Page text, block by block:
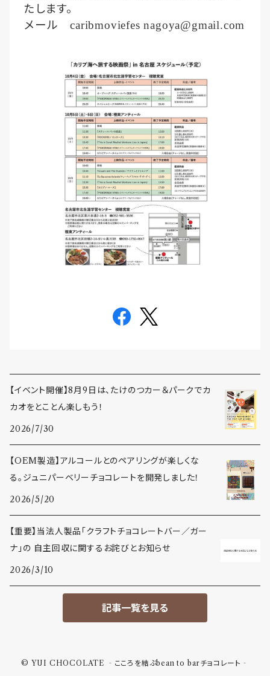
たします。
メールcaribmoviefesnagoya@gmail.com
【イベント開催】8月9日は、たけのつカー＆パークでカ
カオをとことん楽しもう！
2026/7/30
【OEM製造】アルコールとのペアリングが楽しくな
る。ジュニパーベリーチョコレートを開発しました！
2026/5/20
【重要】当法人製品「クラフトチョコレートバー／ガー
ナ」の 自主回収に関するお詫びとお知らせ
2026/3/10
記事一覧を見る
© YUI CHOCOLATE ‐こころを結ぶbean to barチョコレート‐